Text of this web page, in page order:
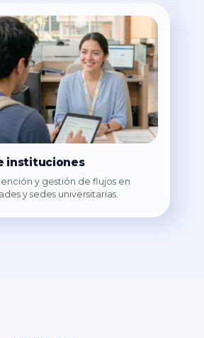
instituciones
y gestión de flujos en
y sedes universitarias.